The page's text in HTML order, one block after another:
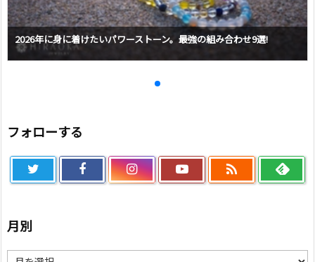
2026年に身に着けたいパワーストーン。最強の組み合わせ9選!
フォローする

月別